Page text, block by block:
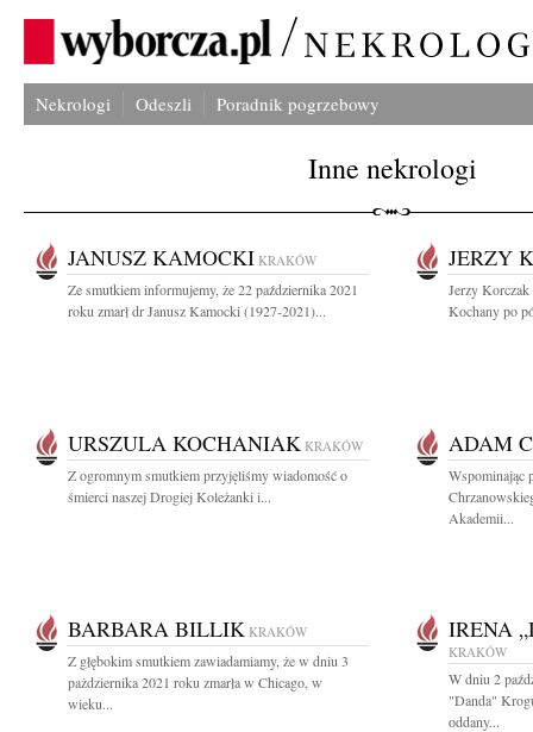
Nekrologi Odeszli Poradnik pogrzebowy
Inne nekrologi
JANUSZ KAMOCKI KRAKÓW
Ze smutkiem informujemy, że 22 października 2021
roku zmarł dr Janusz Kamocki (1927-2021)...
JERZY
Jerzy
Kochany po
URSZULA KOCHANIAK KRAKÓW
Z ogromnym smutkiem przyjęliśmy wiadomość o
śmierci naszej Drogiej Koleżanki i...
ADAM
Wspominając
Akademii...
BARBARA BILLIK KRAKÓW
Z głębokim smutkiem zawiadamiamy, że w dniu 3
pażdziernika 2021 roku zmarła w Chicago, w
wieku...
IRENA
KRAKÓW
W dniu 2
"Danda"
oddany...